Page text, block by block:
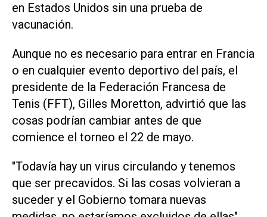
en Estados Unidos sin una prueba de
vacunación.
Aunque no es necesario para entrar en Francia
o en cualquier evento deportivo del país, el
presidente de la Federación Francesa de
Tenis (FFT), Gilles Moretton, advirtió que las
cosas podrían cambiar antes de que
comience el torneo el 22 de mayo.
"Todavía hay un virus circulando y tenemos
que ser precavidos. Si las cosas volvieran a
suceder y el Gobierno tomara nuevas